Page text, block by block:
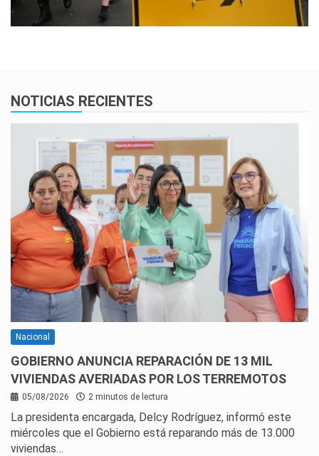
NOTICIAS RECIENTES
Nacional
GOBIERNO ANUNCIA REPARACIÓN DE 13 MIL
VIVIENDAS AVERIADAS POR LOS TERREMOTOS
05/08/2026 2 minutos de lectura
La presidenta encargada, Delcy Rodríguez, informó este
miércoles que el Gobierno está reparando más de 13.000
viviendas…